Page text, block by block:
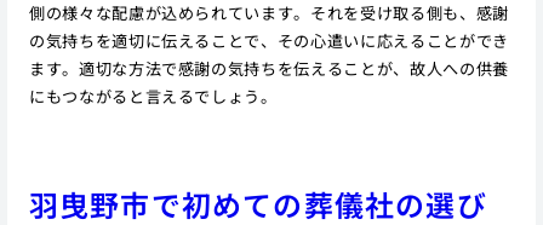
側の様々な配慮が込められています。それを受け取る側も、感謝
の気持ちを適切に伝えることで、その心遣いに応えることができ
ます。適切な方法で感謝の気持ちを伝えることが、故人への供養
にもつながると言えるでしょう。
羽曳野市で初めての葬儀社の選び